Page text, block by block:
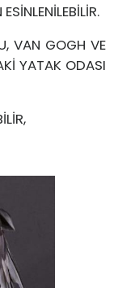
VAN GOGH VE
YATAK ODASI